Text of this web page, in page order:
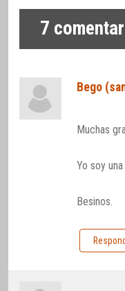
7
Bego
Muchas
Yo soy
Besinos.